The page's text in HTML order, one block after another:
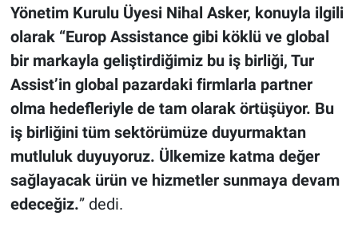
Yönetim Kurulu Üyesi Nihal Asker, konuyla ilgili
olarak “Europ Assistance gibi köklü ve global
bir markayla geliştirdiğimiz bu iş birliği, Tur
Assist’in global pazardaki firmlarla partner
olma hedefleriyle de tam olarak örtüşüyor. Bu
iş birliğini tüm sektörümüze duyurmaktan
mutluluk duyuyoruz. Ülkemize katma değer
sağlayacak ürün ve hizmetler sunmaya devam
edeceğiz.” dedi.